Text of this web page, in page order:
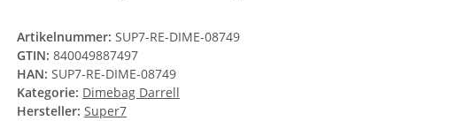
Artikelnummer: SUP7-RE-DIME-08749
GTIN: 840049887497
HAN: SUP7-RE-DIME-08749
Kategorie: Dimebag Darrell
Hersteller: Super7